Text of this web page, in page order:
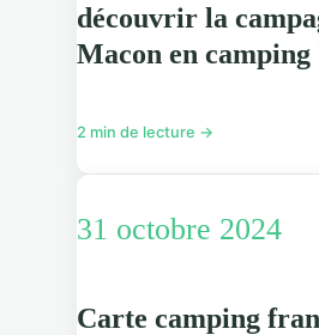
découvrir la
Macon en camping
2 min de lecture →
31 octobre 2024
Carte camping